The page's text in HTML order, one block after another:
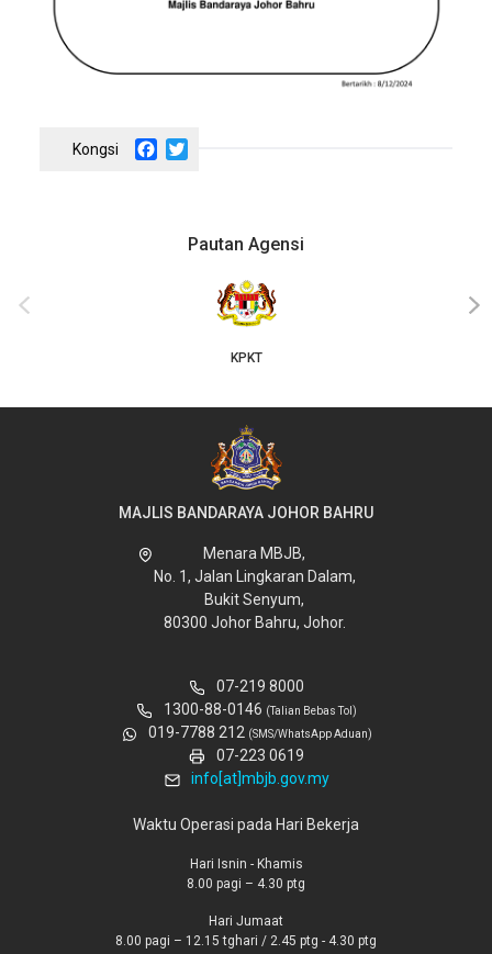
Facebook
Pautan Agensi
KPKT
‹ ›
MAJLIS BANDARAYA JOHOR BAHRU
Menara MBJB,
No. 1, Jalan Lingkaran Dalam,
Bukit Senyum,
80300 Johor Bahru, Johor.
07-219 8000
1300-88-0146 (Talian Bebas Tol)
019-7788 212 (SMS/WhatsApp Aduan)
07-223 0619
info[at]mbjb.gov.my
Waktu Operasi pada Hari Bekerja
Hari Isnin - Khamis
8.00 pagi – 4.30 ptg
Hari Jumaat
8.00 pagi – 12.15 tghari / 2.45 ptg - 4.30 ptg